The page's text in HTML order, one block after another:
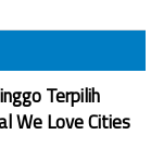
Terpilih
We Love Cities